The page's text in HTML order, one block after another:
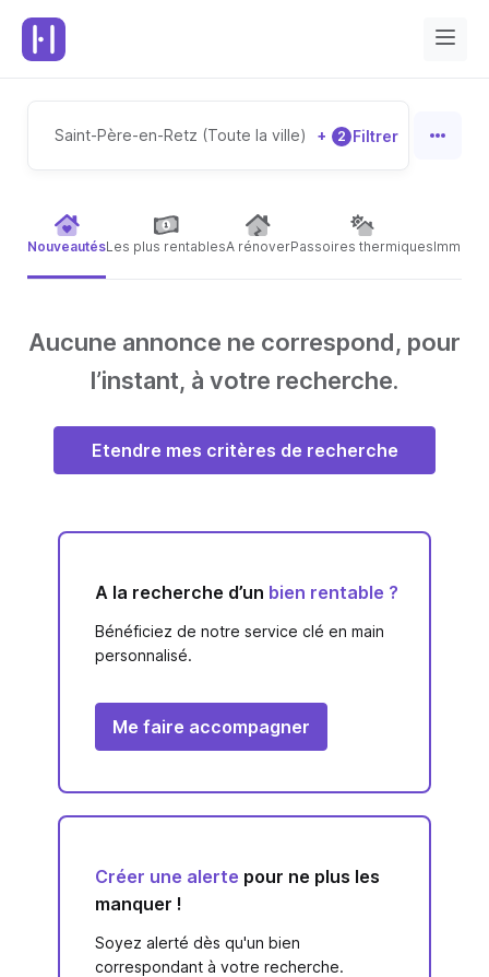
Saint-Père-en-Retz (Toute la ville) + 2 Filtrer
NouveautésLes plus rentablesA rénoverPassoires thermiques
Aucune annonce ne correspond, pour
l’instant, à votre recherche.
Etendre mes critères de recherche
A la recherche d’un bien rentable ?
Bénéficiez de notre service clé en main
personnalisé.
Me faire accompagner
Créer une alerte pour ne plus les
manquer !
Soyez alerté dès qu'un bien
correspondant à votre recherche.